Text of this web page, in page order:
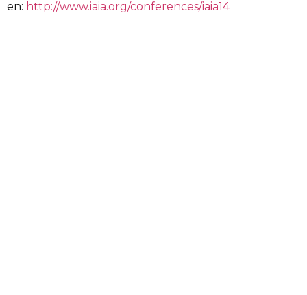
en: http://www.iaia.org/conferences/iaia14